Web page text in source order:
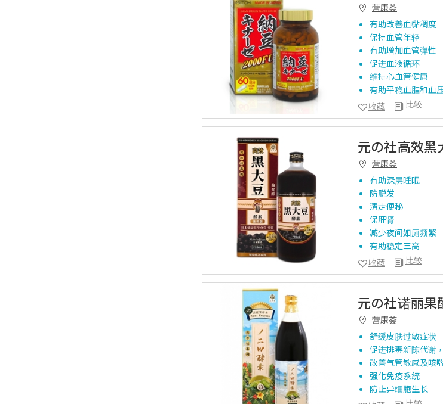
营康荟
有助改善血黏稠度
保持血管年轻
有助增加血管弹性
促进血液循环
维持心血管健康
有助平稳血脂和血
比较
收藏
元の社高效黑
营康荟
有助深层睡眠
防脱发
清走便秘
保肝肾
减少夜间如厕频繁
有助稳定三高
比较
收藏
元の社诺丽果
营康荟
舒缓皮肤过敏症状
促进排毒新陈代谢
改善气管敏感及咳
强化免疫系统
防止异细胞生长